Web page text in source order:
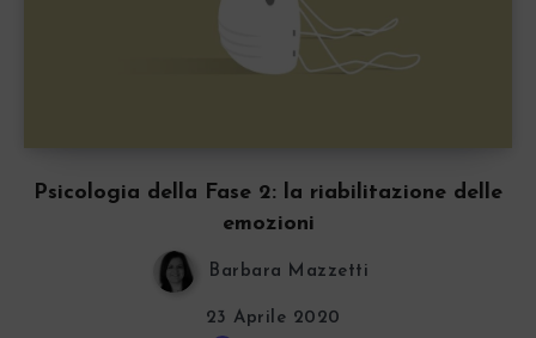
Psicologia della Fase 2: la riabilitazione delle
emozioni
Barbara Mazzetti
23 Aprile 2020